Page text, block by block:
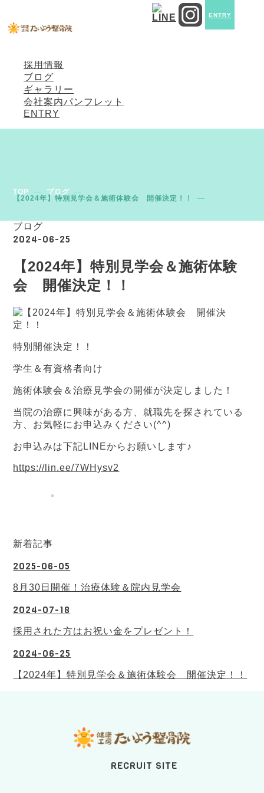
当院でのお仕事
採用情報
ブログ
ギャラリー
会社案内パンフレット
ENTRY
ENTRY
TOP
ブログ
【2024年】特別見学会＆施術体験会 開催決定！！
ブログ
2024-06-25
【2024年】特別見学会＆施術体験
会 開催決定！！
特別開催決定！！
学生＆有資格者向け
施術体験会＆治療見学会の開催が決定しました！
当院の治療に興味がある方、就職先を探されている
方、お気軽にお申込みください(^^)
お申込みは下記LINEからお願いします♪
https://lin.ee/7WHysv2
新着記事
2025-06-05
8月30日開催！治療体験＆院内見学会
2024-07-18
採用された方はお祝い金をプレゼント！
2024-06-25
【2024年】特別見学会＆施術体験会 開催決定！！
RECRUIT SITE